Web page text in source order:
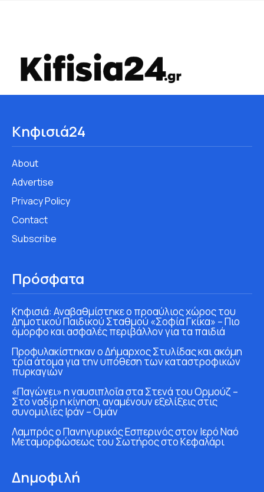
Κηφισιά24
About
Advertise
Privacy Policy
Contact
Subscribe
Πρόσφατα
Κηφισιά: Αναβαθμίστηκε ο προαύλιος χώρος του
Δημοτικού Παιδικού Σταθμού «Σοφία Γκίκα» – Πιο
όμορφο και ασφαλές περιβάλλον για τα παιδιά
Προφυλακίστηκαν ο Δήμαρχος Στυλίδας και ακόμη
τρία άτομα για την υπόθεση των καταστροφικών
πυρκαγιών
«Παγώνει» η ναυσιπλοΐα στα Στενά του Ορμούζ –
Στο ναδίρ η κίνηση, αναμένουν εξελίξεις στις
συνομιλίες Ιράν – Ομάν
Λαμπρός ο Πανηγυρικός Εσπερινός στον Ιερό Ναό
Μεταμορφώσεως του Σωτήρος στο Κεφαλάρι
Δημοφιλή